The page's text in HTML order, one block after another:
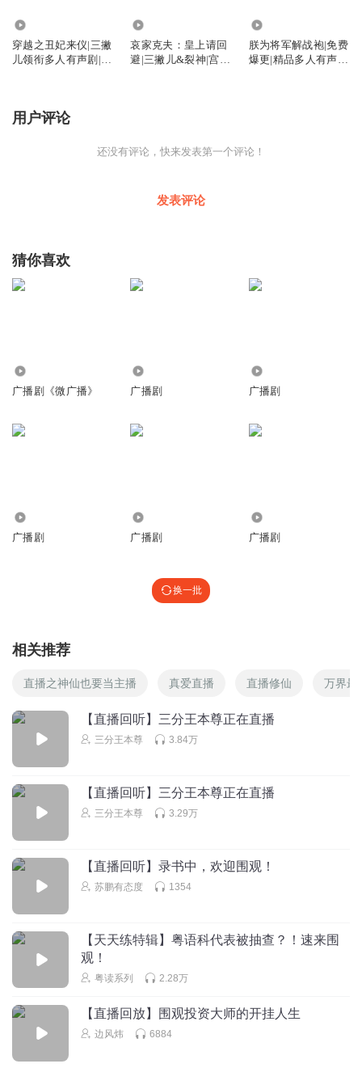
穿越之丑妃来仪|三撇
儿领衔多人有声剧|爆
哀家克夫：皇上请回
避|三撇儿&裂神|宫斗
朕为将军解战袍|免费
爆更|精品多人有声
用户评论
还没有评论，快来发表第一个评论！
发表评论
猜你喜欢
广播剧《微广播》 广播剧 广播剧
广播剧 广播剧 广播剧
换一批
相关推荐
直播之神仙也要当主播 真爱直播 直播修仙 万界最
【直播回听】三分王本尊正在直播
三分王本尊 3.84万
【直播回听】三分王本尊正在直播
三分王本尊 3.29万
【直播回听】录书中，欢迎围观！
苏鹏有态度 1354
【天天练特辑】粤语科代表被抽查？！速来围
观！
粤读系列 2.28万
【直播回放】围观投资大师的开挂人生
边风炜 6884